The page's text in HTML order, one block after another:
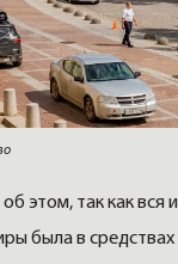
этом, так как вся
была в